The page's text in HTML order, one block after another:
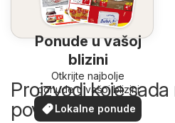
Ponude u vašoj
blizini
Otkrijte najbolje
ponude u vašoj blizini
Lokalne ponude
Proizvodi koje
povoljnije